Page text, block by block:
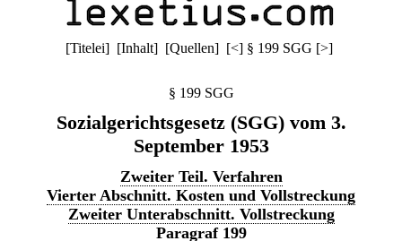
[Titelei] [Inhalt] [Quellen] [<] § 199 SGG [>]
§ 199 SGG
Sozialgerichtsgesetz (SGG) vom 3.
September 1953
Zweiter Teil. Verfahren
Vierter Abschnitt. Kosten und Vollstreckung
Zweiter Unterabschnitt. Vollstreckung
Paragraf 199